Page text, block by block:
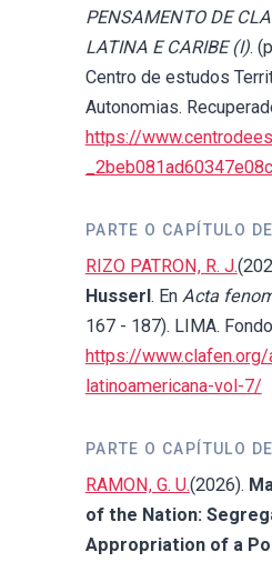
PENSAMENTO DE
LATINA E CARIBE (I).
Centro de estudos
Autonomias.
https://
PARTE O CAPÍTULO
RIZO PATRON, R. J.
Husserl. En Acta
167 - 187). LIMA.
https://
latinoamericana-vol-7/
PARTE O CAPÍTULO
RAMON, G. U.(2026).
of the Nation:
Appropriation of a